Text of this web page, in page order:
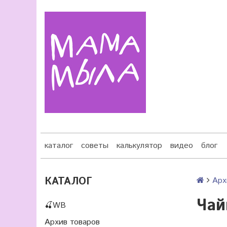
каталог советы калькулятор видео блог
КАТАЛОГ
🍒WB
Архив товаров